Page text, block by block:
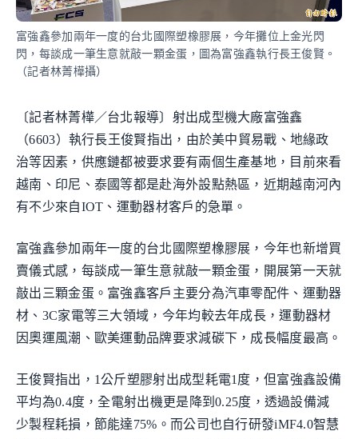
富強鑫參加兩年一度的台北國際塑橡膠展，今年攤位上金光閃
閃，每談成一筆生意就敲一顆金蛋，圖為富強鑫執行長王俊賢。
（記者林菁樺攝）
〔記者林菁樺／台北報導〕射出成型機大廠富強鑫
（6603）執行長王俊賢指出，由於美中貿易戰、地緣政
治等因素，供應鏈都被要求要有兩個生產基地，目前來看
越南、印尼、泰國等都是赴海外設點熱區，近期越南河內
有不少來自IOT、運動器材客戶的急單。
富強鑫參加兩年一度的台北國際塑橡膠展，今年也新增買
賣儀式感，每談成一筆生意就敲一顆金蛋，開展第一天就
敲出三顆金蛋。富強鑫客戶主要分為汽車零配件、運動器
材、3C家電等三大領域，今年均較去年成長，運動器材
因奧運風潮、歐美運動品牌要求減碳下，成長幅度最高。
王俊賢指出，1公斤塑膠射出成型耗電1度，但富強鑫設備
平均為0.4度，全電射出機更是降到0.25度，透過設備減
少製程耗損，節能達75%。而公司也自行研發iMF4.0智慧